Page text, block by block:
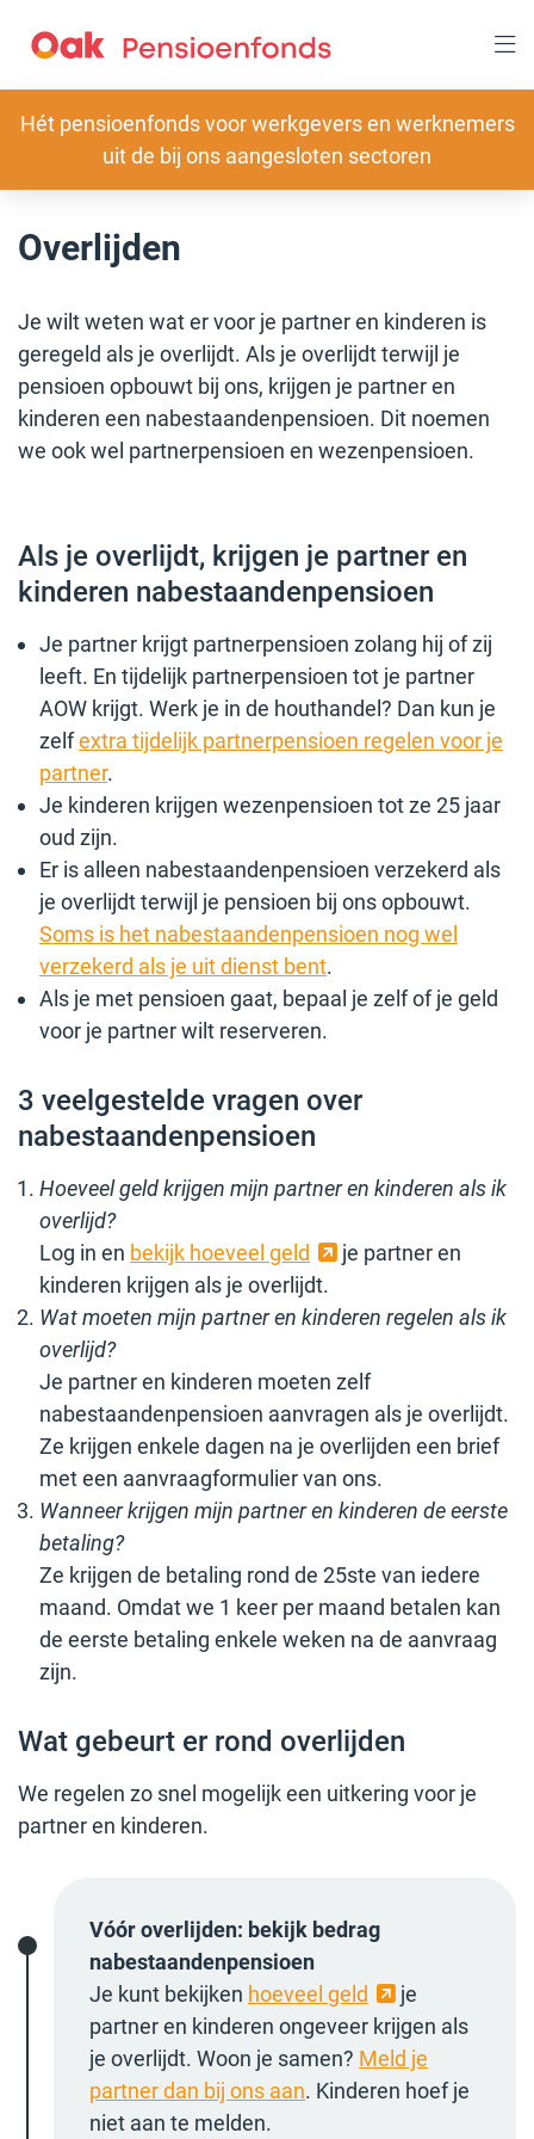
naar
gaan
Slogan
Hét pensioenfonds voor werkgevers en werknemers
uit de bij ons aangesloten sectoren
Overlijden
Je wilt weten wat er voor je partner en kinderen is
geregeld als je overlijdt. Als je overlijdt terwijl je
pensioen opbouwt bij ons, krijgen je partner en
kinderen een nabestaandenpensioen. Dit noemen
we ook wel partnerpensioen en wezenpensioen.
Als je overlijdt, krijgen je partner en
kinderen nabestaandenpensioen
Je partner krijgt partnerpensioen zolang hij of zij
leeft. En tijdelijk partnerpensioen tot je partner
AOW krijgt. Werk je in de houthandel? Dan kun je
zelfextra tijdelijk partnerpensioen regelen voor je
partner.
Je kinderen krijgen wezenpensioen tot ze 25 jaar
oud zijn.
Er is alleen nabestaandenpensioen verzekerd als
je overlijdt terwijl je pensioen bij ons opbouwt.
Soms is het nabestaandenpensioen nog wel
verzekerd als je uit dienst bent.
Als je met pensioen gaat, bepaal je zelf of je geld
voor je partner wilt reserveren.
3 veelgestelde vragen over
nabestaandenpensioen
Hoeveel geld krijgen mijn partner en kinderen als ik
overlijd?
Log in en bekijk hoeveel geld
je partner en
kinderen krijgen als je overlijdt.
Wat moeten mijn partner en kinderen regelen als ik
overlijd?
Je partner en kinderen moeten zelf
nabestaandenpensioen aanvragen als je overlijdt.
Ze krijgen enkele dagen na je overlijden een brief
met een aanvraagformulier van ons.
Wanneer krijgen mijn partner en kinderen de eerste
betaling?
Ze krijgen de betaling rond de 25ste van iedere
maand. Omdat we 1 keer per maand betalen kan
de eerste betaling enkele weken na de aanvraag
zijn.
Wat gebeurt er rond overlijden
We regelen zo snel mogelijk een uitkering voor je
partner en kinderen.
Vóór overlijden: bekijk bedrag
nabestaandenpensioen
Je kunt bekijken hoeveel geld
je
partner en kinderen ongeveer krijgen als
je overlijdt. Woon je samen? Meld je
partner dan bij ons aan. Kinderen hoef je
niet aan te melden.